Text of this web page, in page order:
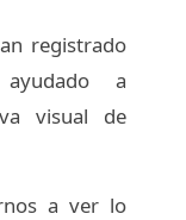
registrado
a
visual de
a ver lo